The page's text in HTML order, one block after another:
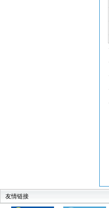
友情链接